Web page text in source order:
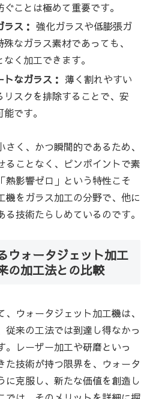
ことは極めて重要です。
ス： 強化ガラスや低膨張ガ
なガラス素材であっても、
く加工できます。
なガラス： 薄く割れやすい
リスクを排除することで、安
です。
く、かつ瞬間的であるため、
ることなく、ピンポイントで素
熱影響ゼロ」という特性こそ
機をガラス加工の分野で、他に
技術たらしめているのです。
ウォータジェット加工
の加工法との比較
ウォータジェット加工機は、
従来の工法では到達し得なかっ
。レーザー加工や研磨といっ
た技術が持つ限界を、ウォータ
に克服し、新たな価値を創造し